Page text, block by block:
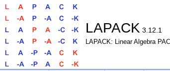
LAPACK 3.12.1
LAPACK: Linear Algebra
► dtrevc3.f
► dtrexc.f
► dtrrfs.f
► dtrsen.f
► dtrsna.f
► dtrsyl.f